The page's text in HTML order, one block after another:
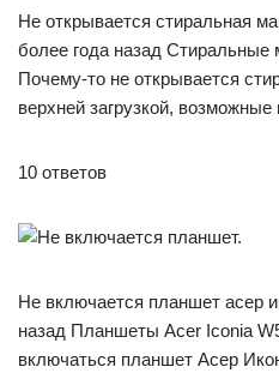
Не открывается стиральная
более года назад
Почему-то не открывается
верхней загрузкой,
10 ответов
Не включается планшет асер
назад Планшеты Acer Iconia
включаться планшет Асер